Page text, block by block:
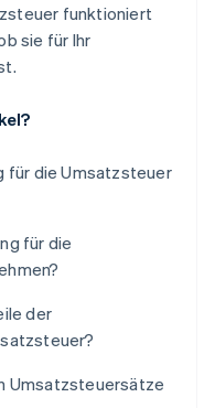
funktioniert
sie für Ihr
für die Umsatzsteuer
für die
der
Umsatzsteuersätze